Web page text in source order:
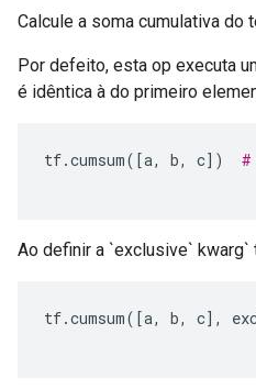
Calcule a soma cumulativa do
Por defeito, esta op executa
é idêntica à do primeiro
tf.cumsum([a, b, c])
Ao definir a `exclusive` kwarg`
tf.cumsum([a, b, c],